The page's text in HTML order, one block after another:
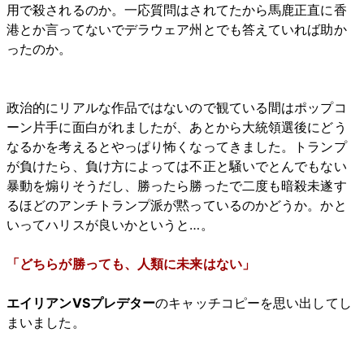
用で殺されるのか。一応質問はされてたから馬鹿正直に香
港とか言ってないでデラウェア州とでも答えていれば助か
ったのか。
政治的にリアルな作品ではないので観ている間はポップコ
ーン片手に面白がれましたが、あとから大統領選後にどう
なるかを考えるとやっぱり怖くなってきました。トランプ
が負けたら、負け方によっては不正と騒いでとんでもない
暴動を煽りそうだし、勝ったら勝ったで二度も暗殺未遂す
るほどのアンチトランプ派が黙っているのかどうか。かと
いってハリスが良いかというと…。
「どちらが勝っても、人類に未来はない」
エイリアンVSプレデターのキャッチコピーを思い出してし
まいました。